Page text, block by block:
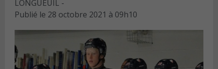
LONGUEUIL -
Publié le 28 octobre 2021 à 09h10